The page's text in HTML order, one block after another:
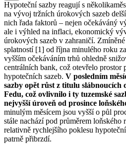
Hypoteční sazby reagují s
na vývoj tržních úrokových sazeb
nich řada faktorů – nejen očekáváný
ale i výhled na inflaci, ekonomický
úrokových sazeb v zahraničí.
splatností [1] od října minulého roku
vyšším očekáváním trhů ohledně
centrálních bank, což otevřelo prostor
hypotečních sazeb. V posledním
sazby opět růst z titulu slábnoucích
Fedu, což ovlivnilo i ty tuzemské
nejvyšší úroveň od prosince
minulým měsícem jsou vyšší o půl
stále nachází pod průměrem loňského
relativně rychlejšího poklesu
patrně přibrzdí.